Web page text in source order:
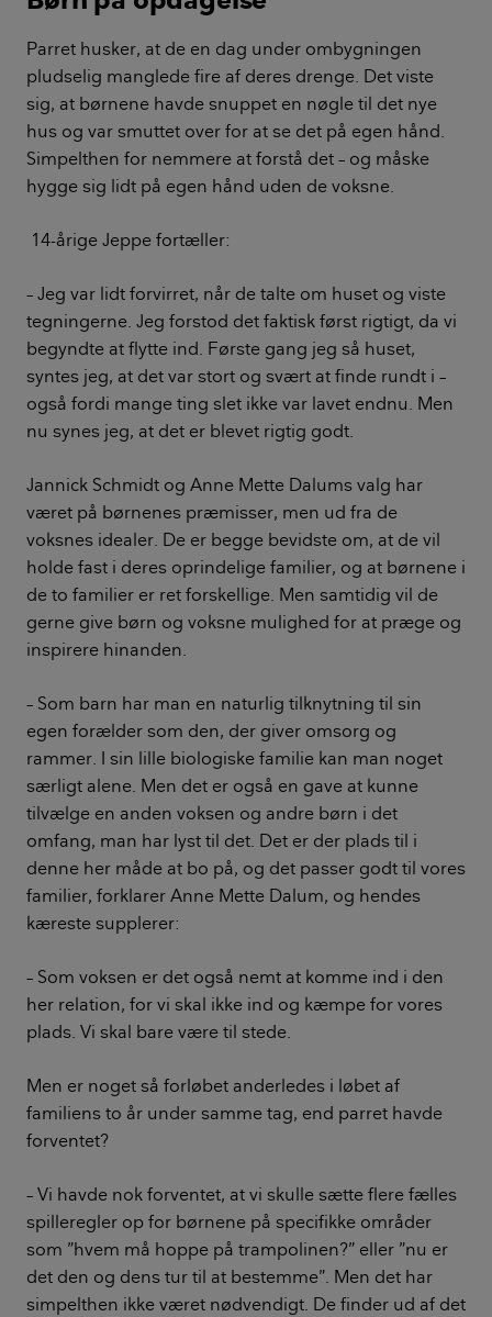
Parret husker, at de en dag under ombygningen
pludselig manglede fire af deres drenge. Det viste
sig, at børnene havde snuppet en nøgle til det nye
hus og var smuttet over for at se det på egen hånd.
Simpelthen for nemmere at forstå det – og måske
hygge sig lidt på egen hånd uden de voksne.
14-årige Jeppe fortæller:
– Jeg var lidt forvirret, når de talte om huset og viste
tegningerne. Jeg forstod det faktisk først rigtigt, da vi
begyndte at flytte ind. Første gang jeg så huset,
syntes jeg, at det var stort og svært at finde rundt i –
også fordi mange ting slet ikke var lavet endnu. Men
nu synes jeg, at det er blevet rigtig godt.
Jannick Schmidt og Anne Mette Dalums valg har
været på børnenes præmisser, men ud fra de
voksnes idealer. De er begge bevidste om, at de vil
holde fast i deres oprindelige familier, og at børnene i
de to familier er ret forskellige. Men samtidig vil de
gerne give børn og voksne mulighed for at præge og
inspirere hinanden.
– Som barn har man en naturlig tilknytning til sin
egen forælder som den, der giver omsorg og
rammer. I sin lille biologiske familie kan man noget
særligt alene. Men det er også en gave at kunne
tilvælge en anden voksen og andre børn i det
omfang, man har lyst til det. Det er der plads til i
denne her måde at bo på, og det passer godt til vores
familier, forklarer Anne Mette Dalum, og hendes
kæreste supplerer:
– Som voksen er det også nemt at komme ind i den
her relation, for vi skal ikke ind og kæmpe for vores
plads. Vi skal bare være til stede.
Men er noget så forløbet anderledes i løbet af
familiens to år under samme tag, end parret havde
forventet?
– Vi havde nok forventet, at vi skulle sætte flere fælles
spilleregler op for børnene på specifikke områder
som ”hvem må hoppe på trampolinen?” eller ”nu er
det den og dens tur til at bestemme”. Men det har
simpelthen ikke været nødvendigt. De finder ud af det